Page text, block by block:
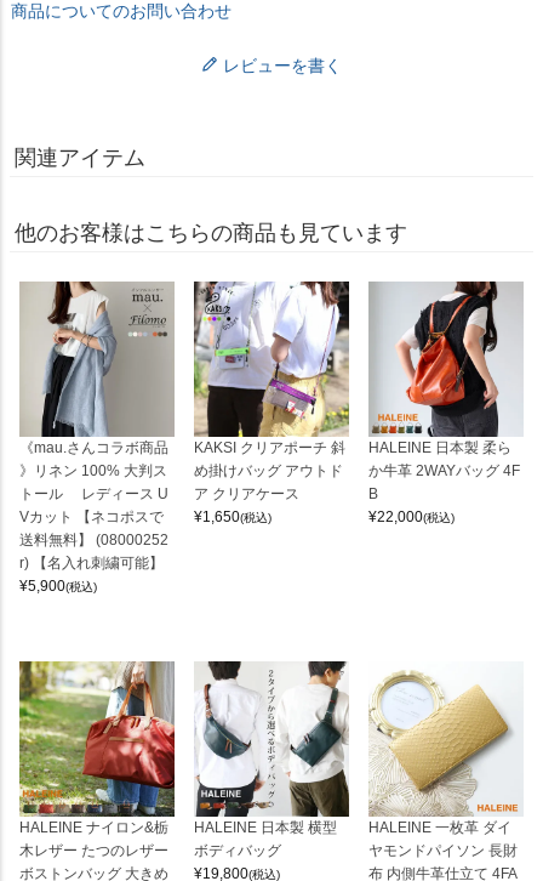
商品についてのお問い合わせ
レビューを書く
関連アイテム
他のお客様はこちらの商品も見ています
《mau.さんコラボ商品
》リネン 100% 大判ス
トール レディース U
Vカット 【ネコポスで
送料無料】 (08000252
r) 【名入れ刺繍可能】
¥5,900(税込)
KAKSI クリアポーチ 斜
め掛けバッグ アウトド
ア クリアケース
¥1,650(税込)
HALEINE 日本製 柔ら
か牛革 2WAYバッグ 4F
B
¥22,000(税込)
HALEINE ナイロン&栃
木レザー たつのレザー
ボストンバッグ 大きめ
HALEINE 日本製 横型
ボディバッグ
¥19,800(税込)
HALEINE 一枚革 ダイ
ヤモンドパイソン 長財
布 内側牛革仕立て 4FA